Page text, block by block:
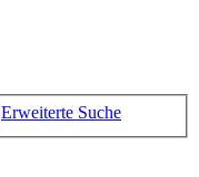
Erweiterte Suche